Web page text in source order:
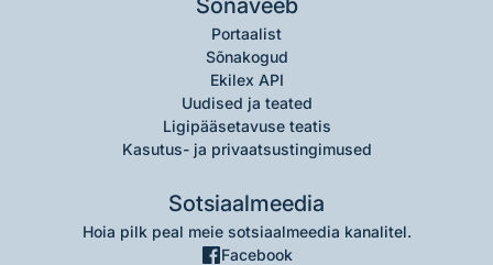
Sõnaveeb
Portaalist
Sõnakogud
Ekilex API
Uudised ja teated
Ligipääsetavuse teatis
Kasutus- ja privaatsustingimused
Sotsiaalmeedia
Hoia pilk peal meie sotsiaalmeedia kanalitel.
Facebook